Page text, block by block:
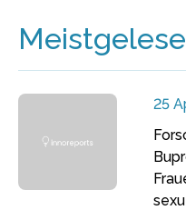
25